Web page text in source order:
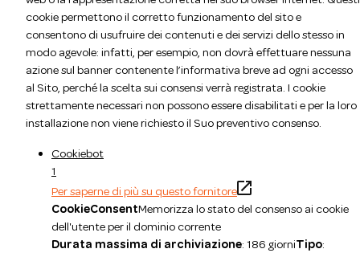
cookie permettono il corretto funzionamento del sito e
consentono di usufruire dei contenuti e dei servizi dello stesso in
modo agevole: infatti, per esempio, non dovrà effettuare nessuna
azione sul banner contenente l’informativa breve ad ogni accesso
al Sito, perché la scelta sui consensi verrà registrata. I cookie
strettamente necessari non possono essere disabilitati e per la loro
installazione non viene richiesto il Suo preventivo consenso.
Cookiebot
1
Per saperne di più su questo fornitore
CookieConsentMemorizza lo stato del consenso ai cookie
dell'utente per il dominio corrente
Durata massima di archiviazione: 186 giorniTipo: